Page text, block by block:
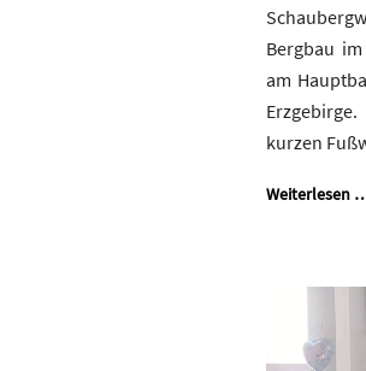
Bergbau
am
kurzen
Weiterlesen